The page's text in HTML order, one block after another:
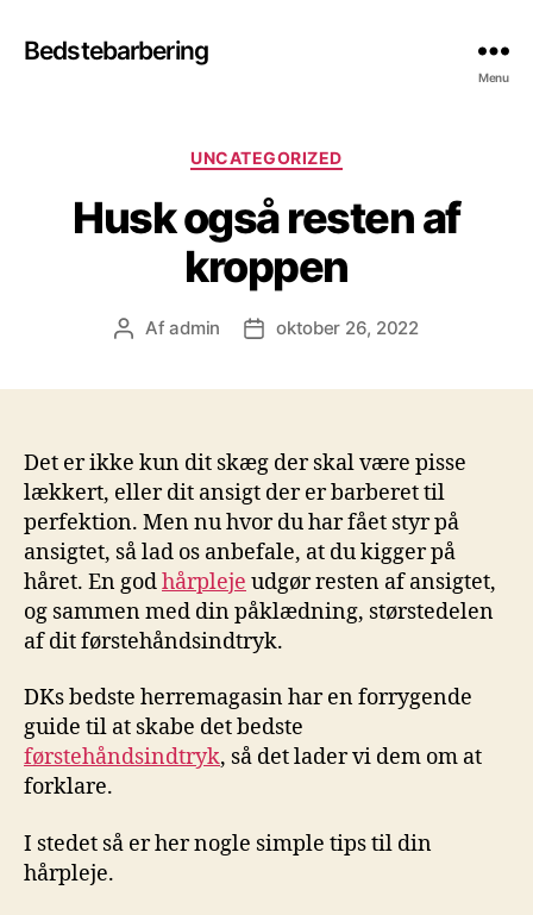
Bedstebarbering
Menu
Kategorier
UNCATEGORIZED
Husk også resten af
kroppen
Indlægsforfatter
Afadmin Indlægsdato
oktober 26, 2022
Det er ikke kun dit skæg der skal være pisse
lækkert, eller dit ansigt der er barberet til
perfektion. Men nu hvor du har fået styr på
ansigtet, så lad os anbefale, at du kigger på
håret. En godhårpleje udgør resten af ansigtet,
og sammen med din påklædning, størstedelen
af dit førstehåndsindtryk.
DKs bedste herremagasin har en forrygende
guide til at skabe det bedste
førstehåndsindtryk, så det lader vi dem om at
forklare.
I stedet så er her nogle simple tips til din
hårpleje.